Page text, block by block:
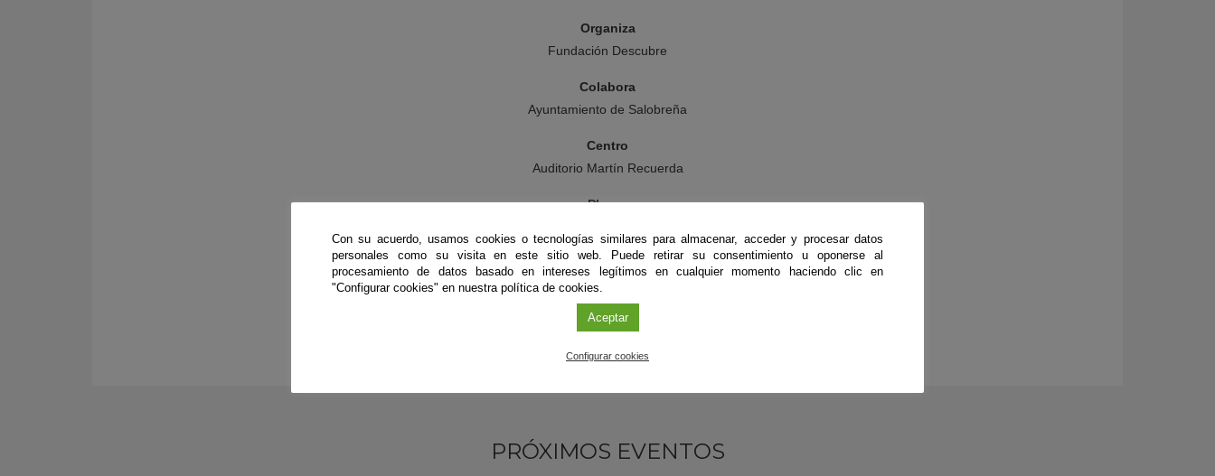
Organiza
Fundación Descubre
Colabora
Ayuntamiento de Salobreña
Centro
Auditorio Martín Recuerda
Plazas
PRÓXIMOS EVENTOS
Con su acuerdo, usamos cookies o tecnologías similares para almacenar, acceder y procesar datos
personales como su visita en este sitio web. Puede retirar su consentimiento u oponerse al
procesamiento de datos basado en intereses legítimos en cualquier momento haciendo clic en
"Configurar cookies" en nuestra política de cookies.
Aceptar
Configurar cookies